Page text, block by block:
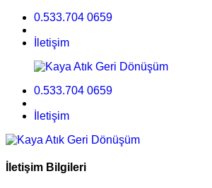
0.533.704 0659
İletişim
0.533.704 0659
İletişim
İletişim Bilgileri